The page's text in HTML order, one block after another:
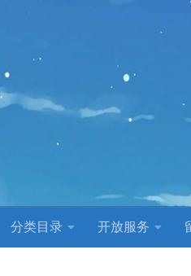
分类目录 开放服务